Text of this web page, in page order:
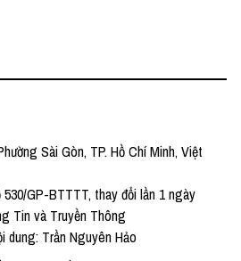
Sài Gòn, TP. Hồ Chí Minh, Việt
GP-BTTTT, thay đổi lần 1 ngày
Tin và Truyền Thông
dung: Trần Nguyên Hảo